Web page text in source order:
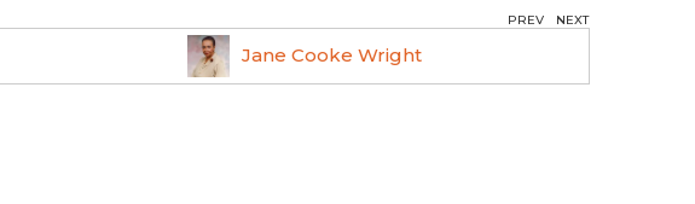
Jane Cooke Wright
PREV NEXT